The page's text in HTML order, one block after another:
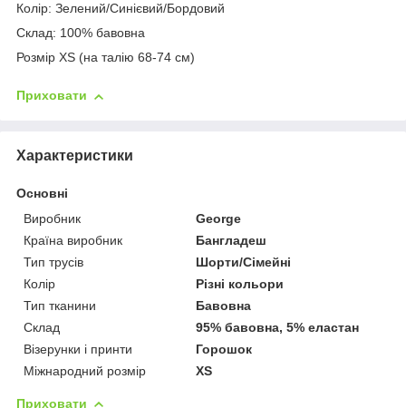
Колір: Зелений/Синієвий/Бордовий
Склад: 100% бавовна
Розмір XS (на талію 68-74 см)
Приховати
Характеристики
Основні
Виробник
George
Країна виробник
Бангладеш
Тип трусів
Шорти/Сімейні
Колір
Різні кольори
Тип тканини
Бавовна
Склад
95% бавовна, 5% еластан
Візерунки і принти
Горошок
Міжнародний розмір
XS
Приховати